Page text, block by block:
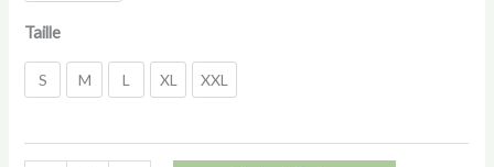
Taille
S M L XL XXL